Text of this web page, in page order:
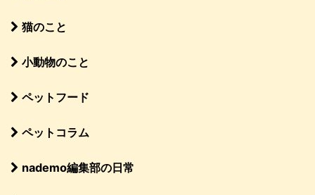
猫のこと
小動物のこと
ペットフード
ペットコラム
nademo編集部の日常